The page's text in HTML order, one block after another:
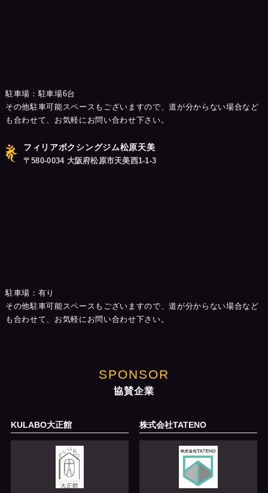
駐車場：駐車場6台
その他駐車可能スペースもございますので、道が分からない場合など
も合わせて、お気軽にお問い合わせ下さい。
フィリアボクシングジム松原天美
〒580-0034 大阪府松原市天美西1-1-3
駐車場：有り
その他駐車可能スペースもございますので、道が分からない場合など
も合わせて、お気軽にお問い合わせ下さい。
SPONSOR
協賛企業
KULABO大正館 株式会社TATENO